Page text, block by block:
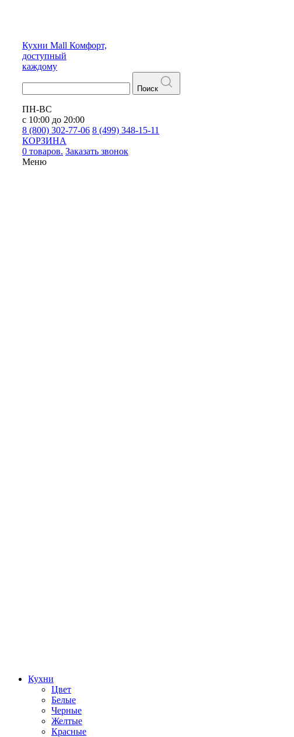
Кухни Mall Комфорт,
доступный
каждому
Поиск
ПН-ВС
с 10:00 до 20:00
8 (800) 302-77-06 8 (499) 348-15-11
КОРЗИНА
0 товаров. Заказать звонок
Меню
Кухни
Цвет
Белые
Черные
Желтые
Красные